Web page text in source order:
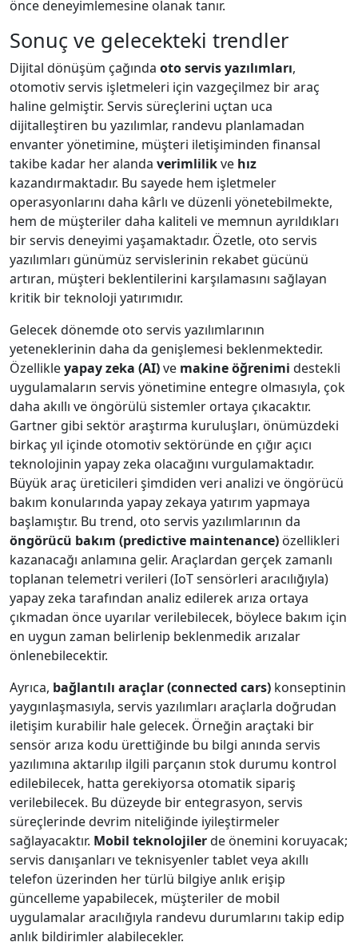
önce deneyimlemesine olanak tanır.
Sonuç ve gelecekteki trendler
Dijital dönüşüm çağında oto servis yazılımları,
otomotiv servis işletmeleri için vazgeçilmez bir araç
haline gelmiştir. Servis süreçlerini uçtan uca
dijitalleştiren bu yazılımlar, randevu planlamadan
envanter yönetimine, müşteri iletişiminden finansal
takibe kadar her alanda verimlilikve hız
kazandırmaktadır. Bu sayede hem işletmeler
operasyonlarını daha kârlı ve düzenli yönetebilmekte,
hem de müşteriler daha kaliteli ve memnun ayrıldıkları
bir servis deneyimi yaşamaktadır. Özetle, oto servis
yazılımları günümüz servislerinin rekabet gücünü
artıran, müşteri beklentilerini karşılamasını sağlayan
kritik bir teknoloji yatırımıdır.
Gelecek dönemde oto servis yazılımlarının
yeteneklerinin daha da genişlemesi beklenmektedir.
Özellikleyapay zeka (AI)ve makine öğrenimi destekli
uygulamaların servis yönetimine entegre olmasıyla, çok
daha akıllı ve öngörülü sistemler ortaya çıkacaktır.
Gartner gibi sektör araştırma kuruluşları, önümüzdeki
birkaç yıl içinde otomotiv sektöründe en çığır açıcı
teknolojinin yapay zeka olacağını vurgulamaktadır.
Büyük araç üreticileri şimdiden veri analizi ve öngörücü
bakım konularında yapay zekaya yatırım yapmaya
başlamıştır. Bu trend, oto servis yazılımlarının da
öngörücü bakım (predictive maintenance) özellikleri
kazanacağı anlamına gelir. Araçlardan gerçek zamanlı
toplanan telemetri verileri (IoT sensörleri aracılığıyla)
yapay zeka tarafından analiz edilerek arıza ortaya
çıkmadan önce uyarılar verilebilecek, böylece bakım için
en uygun zaman belirlenip beklenmedik arızalar
önlenebilecektir.
Ayrıca, bağlantılı araçlar (connected cars) konseptinin
yaygınlaşmasıyla, servis yazılımları araçlarla doğrudan
iletişim kurabilir hale gelecek. Örneğin araçtaki bir
sensör arıza kodu ürettiğinde bu bilgi anında servis
yazılımına aktarılıp ilgili parçanın stok durumu kontrol
edilebilecek, hatta gerekiyorsa otomatik sipariş
verilebilecek. Bu düzeyde bir entegrasyon, servis
süreçlerinde devrim niteliğinde iyileştirmeler
sağlayacaktır. Mobil teknolojilerde önemini koruyacak;
servis danışanları ve teknisyenler tablet veya akıllı
telefon üzerinden her türlü bilgiye anlık erişip
güncelleme yapabilecek, müşteriler de mobil
uygulamalar aracılığıyla randevu durumlarını takip edip
anlık bildirimler alabilecekler.